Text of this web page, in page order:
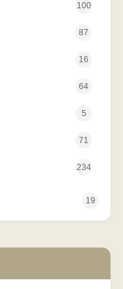
100
87
16
64
5
71
234
19